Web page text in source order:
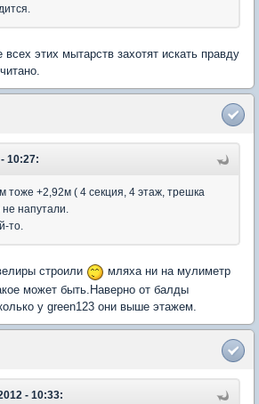
этих мытарств захотят искать правду
10:27:
тоже +2,92м ( 4 секция, 4 этаж, трешка
не напутали.
то.
строили
мляха ни на мулиметр
может быть.Наверно от балды
у green123 они выше этажем.
- 10:33: